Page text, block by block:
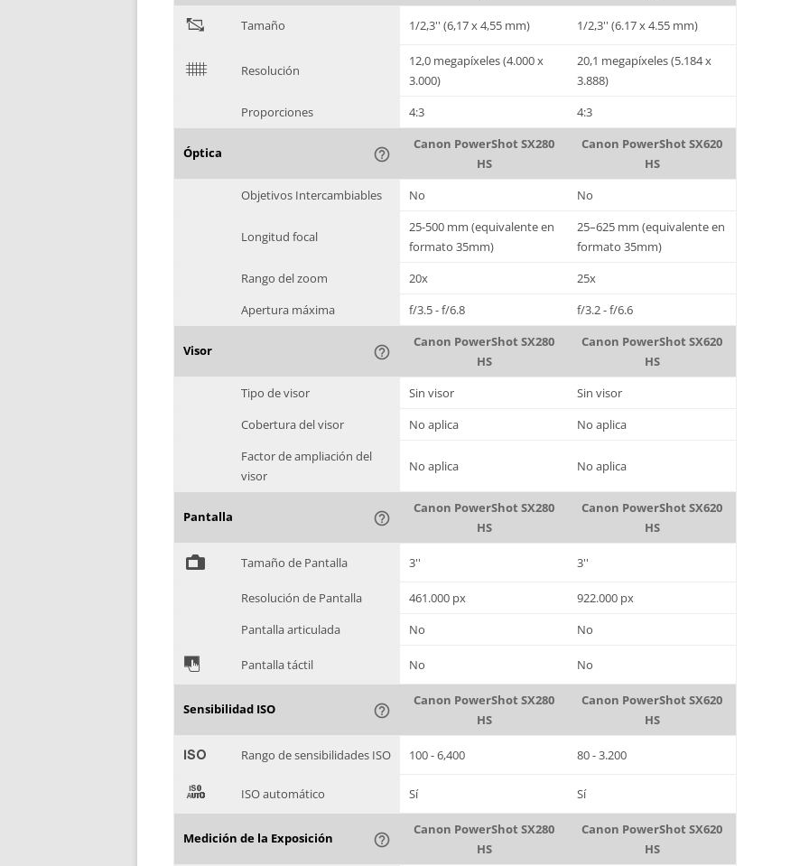
" Tamaño 1/2,3'' (6,17 x 4,55 mm) 1/2,3'' (6.17 x 4.55 mm)
$ Resolución
12,0 megapíxeles (4.000 x
3.000)
20,1 megapíxeles (5.184 x
3.888)
Proporciones
4:3 4:3
Óptica help_outline
Canon PowerShot SX280
HS
Canon PowerShot SX620
HS
Objetivos Intercambiables
No No
Longitud focal
25-500 mm (equivalente en
formato 35mm)
25–625 mm (equivalente en
formato 35mm)
Rango del zoom
20x
25x
Apertura máxima
f/3.5 - f/6.8 f/3.2 - f/6.6
Visor help_outline
Canon PowerShot SX280
HS
Canon PowerShot SX620
HS
Tipo de visor
Sin visor
Sin visor
Cobertura del visor
No aplica
No aplica
Factor de ampliación del
visor
No aplica No aplica
Pantalla help_outline
Canon PowerShot SX280
HS
Canon PowerShot SX620
HS
% Tamaño de Pantalla 3'' 3''
Resolución de Pantalla 461.000 px
922.000 px
Pantalla articulada
No No
& Pantalla táctil No No
Sensibilidad ISO help_outline
Canon PowerShot SX280
HS
Canon PowerShot SX620
HS
' Rango de sensibilidades ISO 100 - 6,400 80 - 3.200
( ISO automático Sí Sí
Medición de la Exposición help_outline
Canon PowerShot SX280
HS
Canon PowerShot SX620
HS